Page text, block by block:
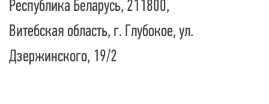
Республика Беларусь, 211800,
Витебская область, г. Глубокое, ул.
Дзержинского, 19/2